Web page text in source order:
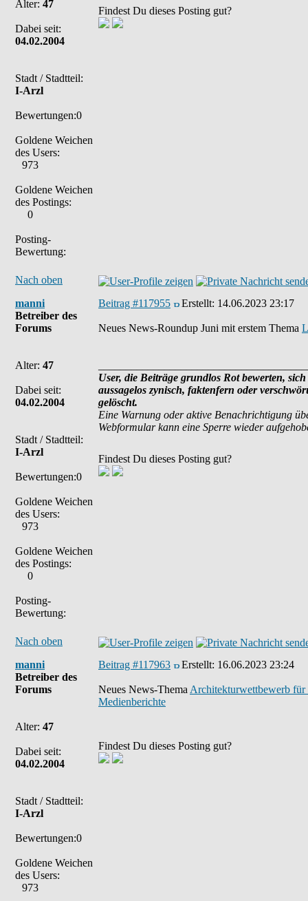
Alter: 47
Dabei seit:
04.02.2004
Stadt / Stadtteil:
I-Arzl
Bewertungen:0
Goldene Weichen
des Users:
973
Goldene Weichen
des Postings:
0
Posting-
Bewertung:
Findest Du dieses Posting gut?
Nach oben
manni
Betreiber des
Forums
Alter: 47
Dabei seit:
04.02.2004
Stadt / Stadtteil:
I-Arzl
Bewertungen:0
Goldene Weichen
des Users:
973
Goldene Weichen
des Postings:
0
Posting-
Bewertung:
Beitrag #117955 Erstellt: 14.06.2023 23:17
Neues News-Roundup Juni mit erstem Thema
User, die Beiträge grundlos Rot bewerten,
aussagelos zynisch, faktenfern oder
gelöscht.
Eine Warnung oder aktive Benachrichtigung
Webformular kann eine Sperre wieder
Findest Du dieses Posting gut?
Nach oben
manni
Betreiber des
Forums
Alter: 47
Dabei seit:
04.02.2004
Stadt / Stadtteil:
I-Arzl
Bewertungen:0
Goldene Weichen
des Users:
973
Beitrag #117963 Erstellt: 16.06.2023 23:24
Neues News-Thema Architekturwettbewerb für
Medienberichte
Findest Du dieses Posting gut?